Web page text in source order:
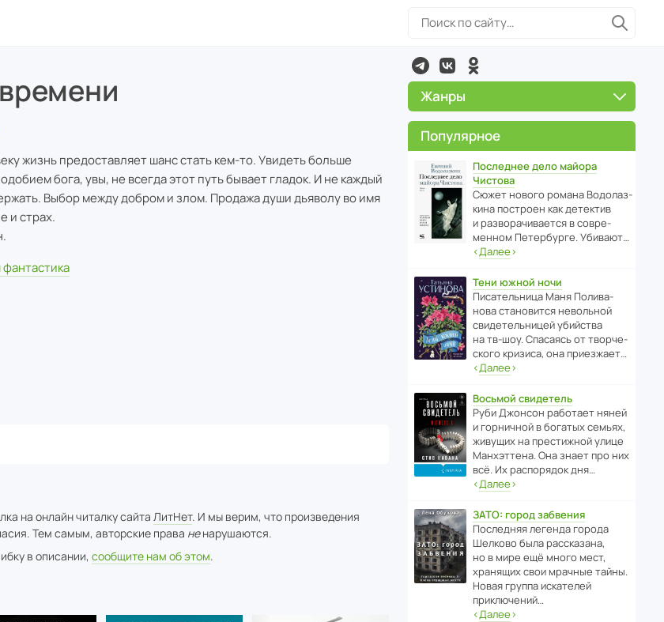
жизнь предоставляет шанс стать кем-то. Увидеть больше
бога, увы, не всегда этот путь бывает гладок. И не каждый
Выбор между добром и злом. Продажа души дьяволу во имя
и страх.
фантастика
на онлайн читалку сайта ЛитНет. И мы верим, что произведения
Тем самым, авторские права ненарушаются.
в описании, сообщите нам об этом.
Жанры
Популярное
Последнее дело майора
Чистова
Сюжет нового романа Водо­ла­з­
кина пост­роен как дете­ктив
и разво­ра­чи­ва­ется в совре­
менном Пете­р­бурге. Убивают…
‹Далее›
Тени южной ночи
Писа­тель­ница Маня Поли­ва­
нова стано­вится невольной
свиде­тель­ницей убийства
на тв-шоу. Спасаясь от твор­че­
с­кого кризиса, она приезжает…
‹Далее›
Восьмой свидетель
Руби Джонсон рабо­тает няней
и горни­чной в богатых семьях,
живущих на прес­ти­жной улице
Манх­эт­тена. Она знает про них
всё. Их распо­рядок дня…
‹Далее›
ЗАТО: город забвения
После­дняя легенда города
Шелково была расска­зана,
но в мире ещё много мест,
хранящих свои мрачные тайны.
Новая группа иска­телей
приключений…
‹Далее›